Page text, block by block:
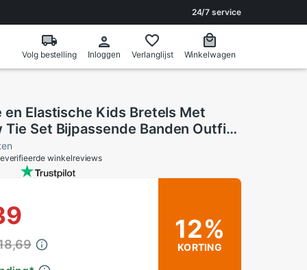
24/7 service
Volg bestelling Inloggen Verlanglijst Winkelwagen
en Elastische Kids Bretels Met
Tie Set Bijpassende Banden Outfits
Kleding
winkelreviews
12%
KORTING